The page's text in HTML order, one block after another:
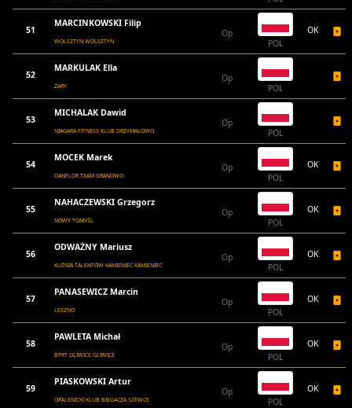
51
MARCINKOWSKI Filip
WOLSZTYN WOLSZTYN
Op
POL
OK
52
MARKULAK Ella
ŻARY
Op
POL
53
MICHALAK Dawid
NIAGARA FITNESS KLUB DRZYMAŁOWO
Op
POL
54
MOCEK Marek
DANFLOR TEAM GRANOWO
Op
POL
OK
55
NAHACZEWSKI Grzegorz
NOWY TOMYŚL
Op
POL
OK
56
ODWAŻNY Mariusz
KUŹNIA TALENTÓW KAMIENIEC KAMIENIEC
Op
POL
OK
57
PANASEWICZ Marcin
LESZNO
Op
POL
OK
58
PAWLETA Michał
BPRT GLIWICE GLIWICE
Op
POL
OK
59
PIASKOWSKI Artur
OPALENICKI KLUB BIEGACZA SZEWCE
Op
POL
OK